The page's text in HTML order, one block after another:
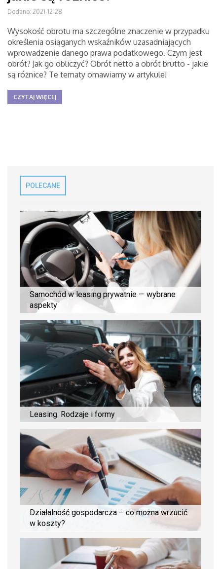
Dodano: 2021-12-28
Wysokość obrotu ma szczególne znaczenie w przypadku
określenia osiąganych wskaźników uzasadniających
wprowadzenie danego prawa podatkowego. Czym jest
obrót? Jak go obliczyć? Obrót netto a obrót brutto - jakie
są różnice? Te tematy omawiamy w artykule!
CZYTAJ WIĘCEJ
POLECANE
Samochód w leasing prywatnie — wybrane
aspekty
Leasing. Rodzaje i formy
Działalność gospodarcza – co można wrzucić
w koszty?